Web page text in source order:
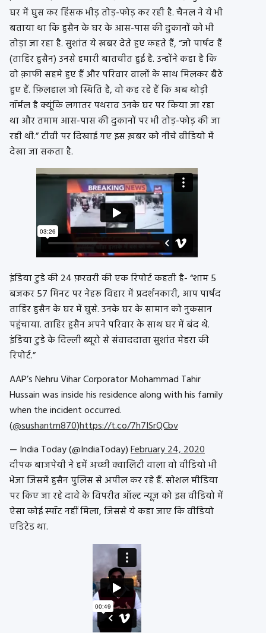
घर में घुस कर हिंसक भीड़ तोड़-फोड़ कर रही है. चैनल ने ये भी
बताया था कि हुसैन के घर के आस-पास की दुकानों को भी
तोड़ा जा रहा है. सुशांत ये खबर देते हुए कहते हैं, “जो पार्षद हैं
(ताहिर हुसैन) उनसे हमारी बातचीत हुई है. उन्होंने कहा है कि
वो क़ाफी सहमे हुए हैं और परिवार वालों के साथ मिलकर बैठे
हुए हैं. फ़िलहाल जो स्थिति है, वो कह रहे हैं कि अब थोड़ी
नॉर्मल है क्यूंकि लगातर पथराव उनके घर पर किया जा रहा
था और तमाम आस-पास की दुकानों पर भी तोड़-फोड़ की जा
रही थी.” टीवी पर दिखाई गए इस ख़बर को नीचे वीडियो में
देखा जा सकता है.
इंडिया टुडे की 24 फ़रवरी की एक रिपोर्ट कहती है- “शाम 5
बजकर 57 मिनट पर नेहरू विहार में प्रदर्शनकारी, आप पार्षद
ताहिर हुसैन के घर में घुसे. उनके घर के सामान को नुकसान
पहुंचाया. ताहिर हुसैन अपने परिवार के साथ घर में बंद थे.
इंडिया टुडे के दिल्ली ब्यूरो से संवाददाता सुशांत मेहरा की
रिपोर्ट.”
AAP’s Nehru Vihar Corporator Mohammad Tahir
Hussain was inside his residence along with his family
when the incident occurred.
(@sushantm870)https://t.co/7h7ISrQCbv
— India Today (@IndiaToday)February 24, 2020
दीपक बाजपेयी ने हमें अच्छी क्वालिटी वाला वो वीडियो भी
भेजा जिसमें हुसैन पुलिस से अपील कर रहे हैं. सोशल मीडिया
पर किए जा रहे दावे के विपरीत ऑल्ट न्यूज़ को इस वीडियो में
ऐसा कोई स्पॉट नहीं मिला, जिससे ये कहा जाए कि वीडियो
एडिटेड था.